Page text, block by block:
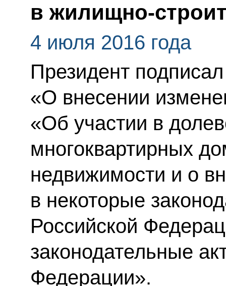
в жилищно-
4 июля 2016 года
Президент
«О внесении
«Об участии в
многоквартирных
недвижимости и о
в некоторые
Российской
законодательные
Федерации».